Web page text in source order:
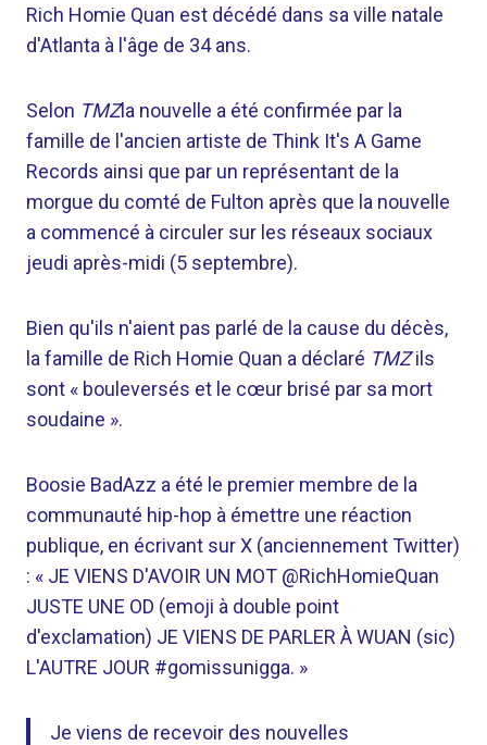
Rich Homie Quan est décédé dans sa ville natale
d'Atlanta à l'âge de 34 ans.
Selon TMZla nouvelle a été confirmée par la
famille de l'ancien artiste de Think It's A Game
Records ainsi que par un représentant de la
morgue du comté de Fulton après que la nouvelle
a commencé à circuler sur les réseaux sociaux
jeudi après-midi (5 septembre).
Bien qu'ils n'aient pas parlé de la cause du décès,
la famille de Rich Homie Quan a déclaré TMZils
sont « bouleversés et le cœur brisé par sa mort
soudaine ».
Boosie BadAzz a été le premier membre de la
communauté hip-hop à émettre une réaction
publique, en écrivant sur X (anciennement Twitter)
: « JE VIENS D'AVOIR UN MOT @RichHomieQuan
JUSTE UNE OD (emoji à double point
d'exclamation) JE VIENS DE PARLER À WUAN (sic)
L'AUTRE JOUR #gomissunigga. »
Je viens de recevoir des nouvelles